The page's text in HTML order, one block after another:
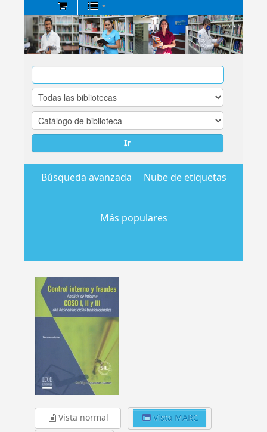
Biblioteca
Central
EsSalud
Ir
Búsqueda avanzada Nube de etiquetas
Más populares
Vista normal
Vista MARC